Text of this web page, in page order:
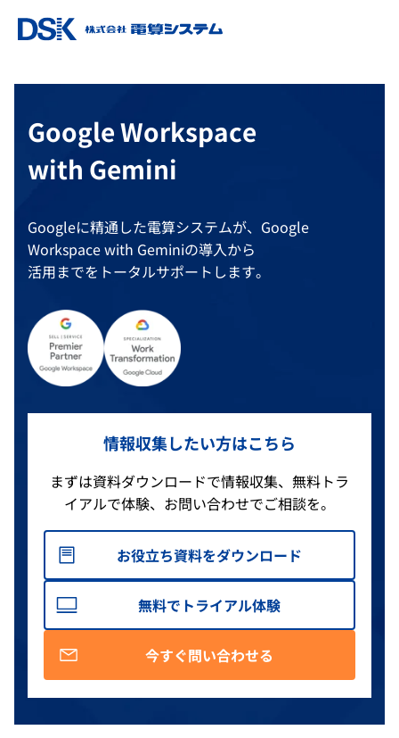
Google Workspace
with Gemini
Googleに精通した電算システムが、Google
Workspace with Geminiの導入から
活用までをトータルサポートします。
情報収集したい方はこちら
まずは資料ダウンロードで情報収集、無料トラ
イアルで体験、お問い合わせでご相談を。
お役立ち資料をダウンロード
無料でトライアル体験
今すぐ問い合わせる